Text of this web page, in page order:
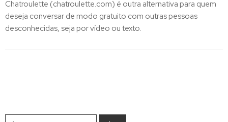
Chatroulette (chatroulette.com) é outra alternativa para quem
deseja conversar de modo gratuito com outras pessoas
desconhecidas, seja por vídeo ou texto.